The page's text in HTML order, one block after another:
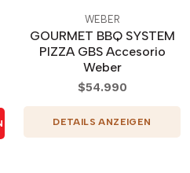
WEBER
GOURMET BBQ SYSTEM
PIZZA GBS Accesorio
Weber
$54.990
DETAILS ANZEIGEN